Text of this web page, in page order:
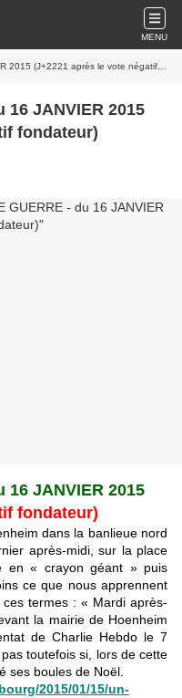
MENU
(J+2221 après le vote négatif fondateur)
16 JANVIER 2015
fondateur)
16 JANVIER 2015
fondateur)
dans la banlieue nord
après-midi, sur la place
en « crayon géant » puis
ce que nous apprennent
ces termes : « Mardi après-
la mairie de Hoenheim
de Charlie Hebdo le 7
toutefois si, lors de cette
ses boules de Noël.
2015/01/15/un-